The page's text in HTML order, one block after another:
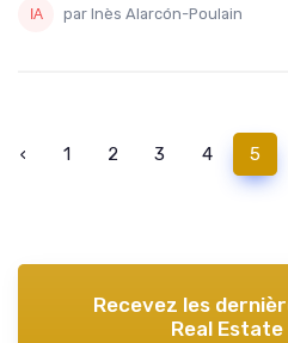
par Inès Alarcón-Poulain
‹ 1 2 3 4 5
Recevez les
Real